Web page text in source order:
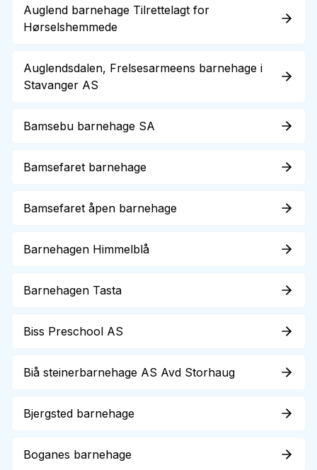
Auglend barnehage Tilrettelagt for
Hørselshemmede
Auglendsdalen, Frelsesarmeens barnehage i
Stavanger AS
Bamsebu barnehage SA
Bamsefaret barnehage
Bamsefaret åpen barnehage
Barnehagen Himmelblå
Barnehagen Tasta
Biss Preschool AS
Biå steinerbarnehage AS Avd Storhaug
Bjergsted barnehage
Boganes barnehage